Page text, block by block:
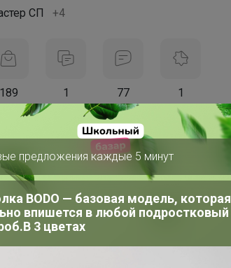
СП +4
189 1 77 1
сайте 23 часа назад
рождения 22 июня
с 2 ноября 2018 г.
предложения каждые 5 минут
BODO — базовая модель, которая
впишется в любой подростковый
3 цветах